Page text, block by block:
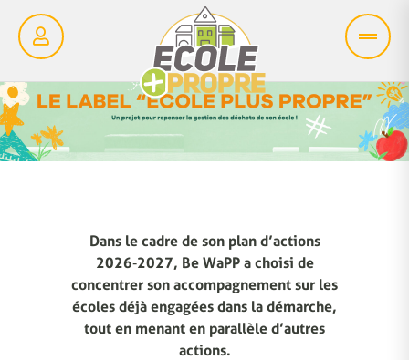
Dans le cadre de son plan d’actions
2026‑2027, Be WaPP a choisi de
concentrer son accompagnement sur les
écoles déjà engagées dans la démarche,
tout en menant en parallèle d’autres
actions.